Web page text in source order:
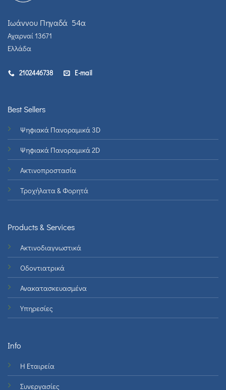
Ιωάννου Πηγαδά 54α
Αχαρναί 13671
Ελλάδα
2102446738 E-mail
Best Sellers
Ψηφιακά Πανοραμικά 3D
Ψηφιακά Πανοραμικά 2D
Ακτινοπροστασία
Τροχήλατα & Φορητά
Products & Services
Ακτινοδιαγνωστικά
Οδοντιατρικά
Ανακατασκευασμένα
Υπηρεσίες
Info
Η Εταιρεία
Συνεργασίες